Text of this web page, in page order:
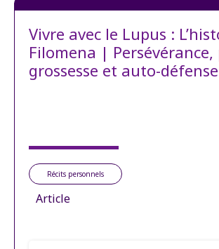
Vivre avec le Lupus :
Filomena | Persévérance,
grossesse et auto-défense
Récits personnels
Article